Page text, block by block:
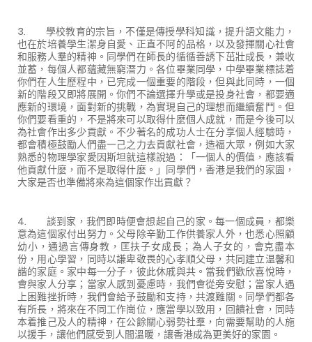
3. 學校教育的宗旨，不僅是傳授學科知識，提升語文能力，
也在於培養學生潔身自愛、正直不阿的品格，以及發揮關心社會
和服務人羣的精神。同學們在師長的循循善誘下茁壯成長，兼收
並蓄，每個人都蘊藏無窮潛力。各位畢業同學，中學畢業標誌着
你們在人生歷程中，已完成一個重要的階段，但與此同時，一個
新的階段又即將展開。你們不論選擇升學或是投身社會，都要適
應新的環境，面對新的挑戰，為實現自己的理想而繼續奮鬥。但
你們要看重的，不是將來可以取得什麼個人成就，而是今後可以
為社會作出多少貢獻。不少著名的成功人士在分享個人經驗時，
都會積極鼓勵人們盡一己之力去貢獻社會，造福大眾，例如大家
熟悉的物理學家愛因斯坦就這樣說過：「一個人的價值，應該看
他貢獻什麼，而不是取得什麼。」同學們，香港是我們的家園，
大家是否也準備將來為這個家作出貢獻？
4. 談到家，我們即時便會想起自己的家。每一個成員，都樂
意為這個家付出努力。父母除辛勤工作供養家人外，也悉心照顧
幼小，通過言傳身教，匡扶子女成長；為人子女的，會克盡本
份，用心學習，同時以謙卑敬畏的心孝順父母，共同建立温馨和
諧的家庭。家中每一分子，彼此休戚與共。當我們歡欣喜悅時，
會與家人分享；當家人感到憂慮時，我們會從旁安慰；當家人遇
上困難挫折時，我們會給予鼓勵和支持，共渡難關。同學們都各
有所長，將來在不同工作崗位，應當學以致用，回饋社會，同時
本着推己及人的精神，在公餘關心弱勢社羣，向需要幫助的人施
以援手，讓他們感受到人間溫暖，讓香港成為更美好的家園。